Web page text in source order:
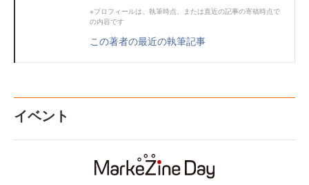
※プロフィールは、執筆時点、または直近の記事の寄稿時点で
の内容です
この著者の最近の執筆記事
イベント